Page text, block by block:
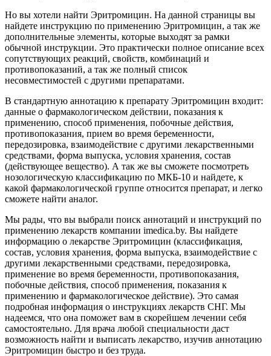
Но вы хотели найти Эритромицин. На данной страницы вы
найдете инструкцию по применению Эритромицин, а так же
дополнительные элементы, которые выходят за рамки
обычной инструкции. Это практически полное описание всех
сопутствующих реакций, свойств, комбинаций и
противопоказаний, а так же полный список
несовместимостей с другими препаратами.
В стандартную аннотацию к препарату Эритромицин входит:
данные о фармакологическом действии, показания к
применению, способ применения, побочные действия,
противопоказания, прием во время беременности,
передозировка, взаимодействие с другими лекарственными
средствами, форма выпуска, условия хранения, состав
(действующее вещество). А так же вы сможете посмотреть
нозологическую классификацию по МКБ-10 и найдете, к
какой фармакологической группе относится препарат, и легко
сможете найти аналог.
Мы рады, что вы выбрали поиск аннотаций и инструкций по
применению лекарств компании imedica.by. Вы найдете
информацию о лекарстве Эритромицин (классификация,
состав, условия хранения, форма выпуска, взаимодействие с
другими лекарственными средствами, передозировка,
применение во время беременности, противопоказания,
побочные действия, способ применения, показания к
применению и фармакологическое действие). Это самая
подробная информация о инструкциях лекарств СНГ. Мы
надеемся, что она поможет вам в скорейшем лечении себя
самостоятельно. Для врача любой специальности даст
возможность найти и выписать лекарство, изучив аннотацию
Эритромицин быстро и без труда.